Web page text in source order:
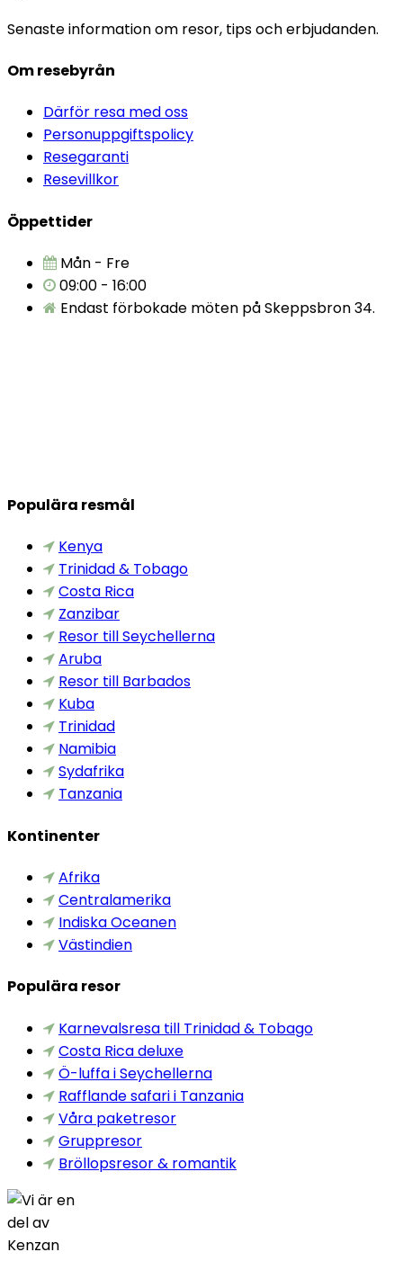
Senaste information om resor, tips och erbjudanden.
Om resebyrån
Därför resa med oss
Personuppgiftspolicy
Resegaranti
Resevillkor
Öppettider
Mån - Fre
09:00 - 16:00
Endast förbokade möten på Skeppsbron 34.
Populära resmål
Kenya
Trinidad & Tobago
Costa Rica
Zanzibar
Resor till Seychellerna
Aruba
Resor till Barbados
Kuba
Trinidad
Namibia
Sydafrika
Tanzania
Kontinenter
Afrika
Centralamerika
Indiska Oceanen
Västindien
Populära resor
Karnevalsresa till Trinidad & Tobago
Costa Rica deluxe
Ö-luffa i Seychellerna
Rafflande safari i Tanzania
Våra paketresor
Gruppresor
Bröllopsresor & romantik